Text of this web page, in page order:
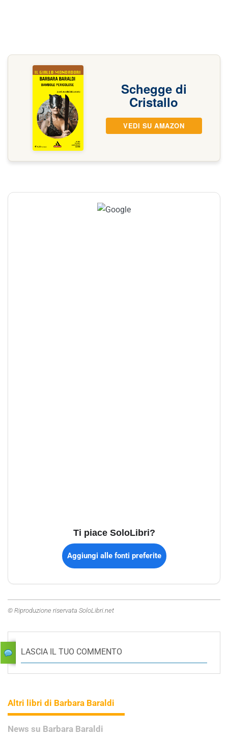
Schegge di
Cristallo
VEDI SU AMAZON
Ti piace SoloLibri?
Aggiungi alle fonti preferite
© Riproduzione riservata SoloLibri.net
LASCIA IL TUO COMMENTO
Altri libri di Barbara Baraldi
News su Barbara Baraldi